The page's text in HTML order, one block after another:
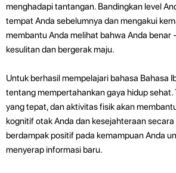
menghadapi tantangan. Bandingkan level
tempat Anda sebelumnya dan mengakui
membantu Anda melihat bahwa Anda benar
kesulitan dan bergerak maju.
Untuk berhasil mempelajari bahasa Bahasa
tentang mempertahankan gaya hidup sehat.
yang tepat, dan aktivitas fisik akan
kognitif otak Anda dan kesejahteraan secara
berdampak positif pada kemampuan Anda
menyerap informasi baru.